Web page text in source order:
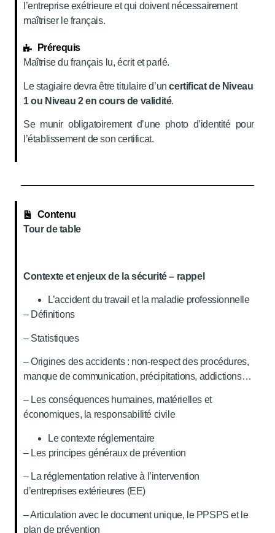
l’entreprise exétrieure et qui doivent nécessairement
maîtriser le français.
Prérequis
Maîtrise du français lu, écrit et parlé.
Le stagiaire devra être titulaire d’uncertificat de Niveau
1 ou Niveau 2 en cours de validité.
Se munir obligatoirement d’une photo d’identité pour
l’établissement de son certificat.
Contenu
Tour de table
Contexte et enjeux de la sécurité – rappel
L’accident du travail et la maladie professionnelle
– Définitions
– Statistiques
– Origines des accidents : non-respect des procédures,
manque de communication, précipitations, addictions…
– Les conséquences humaines, matérielles et
économiques, la responsabilité civile
Le contexte réglementaire
– Les principes généraux de prévention
– La réglementation relative à l’intervention
d’entreprises extérieures (EE)
– Articulation avec le document unique, le PPSPS et le
plan de prévention